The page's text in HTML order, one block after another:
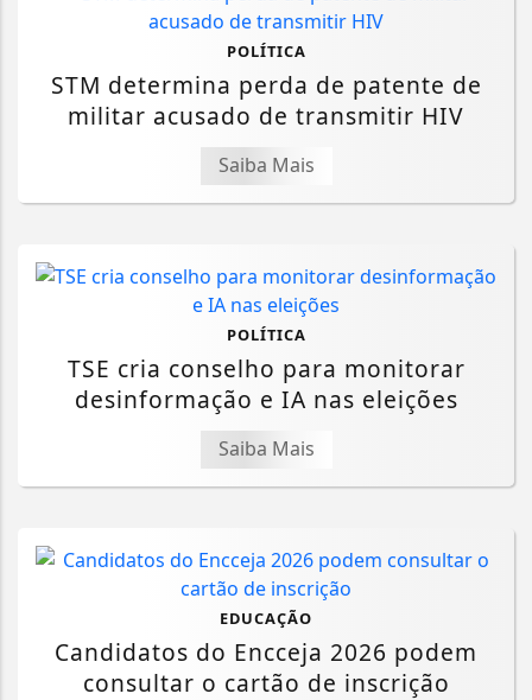
POLÍTICA
STM determina perda de patente de
militar acusado de transmitir HIV
Saiba Mais
POLÍTICA
TSE cria conselho para monitorar
desinformação e IA nas eleições
Saiba Mais
EDUCAÇÃO
Candidatos do Encceja 2026 podem
consultar o cartão de inscrição